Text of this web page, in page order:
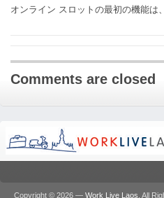
オンライン スロットの最初の機能は
Comments are closed
Copyright © 2026 — Work Live Laos . All